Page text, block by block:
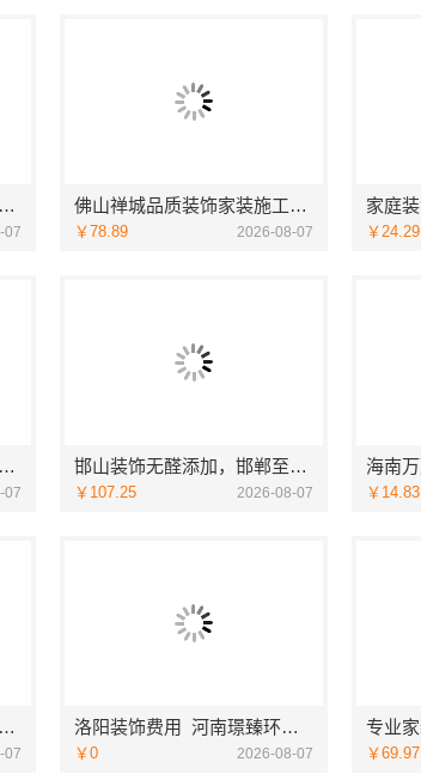
宁波雅美和居建材科技有限公司镇海家装施工对接渠道
07
佛山禅城品质装饰家装施工选佛山市雅居美家建筑装饰工程有限公司
￥78.89 2026-08-07 ￥24.29
社区线下实体硬折扣零食铺，河南零百味供应链有限公司全域盈利
07
邯山装饰无醛添加，邯郸至臻全宅新材料有限公司守护家人健康
￥107.25 2026-08-07 ￥14.83
同城口碑家装机构实惠，嘉兴绿色之家建材科技有限公司
07
洛阳装饰费用_河南璟臻环保建材有限公司透明报价无隐形消费
￥0 2026-08-07 ￥69.97